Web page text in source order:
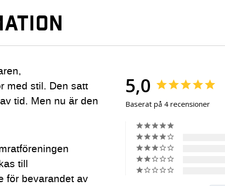
med stil. Den satt
tid. Men nu är den
till
för bevarandet av
5,0
Baserat på 4 recensioner